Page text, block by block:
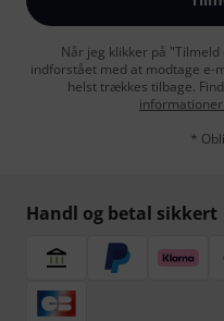
Når jeg klikker på
indforstået med at modtage e-
helst trækkes tilbage.
*
Handl og betal sikkert